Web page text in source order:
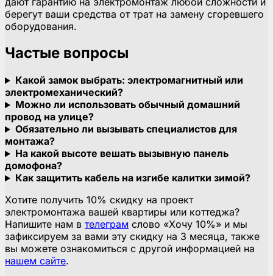
берегут ваши средства от трат на замену сгоревшего
оборудования.
Частые вопросы
Какой замок выбрать: электромагнитный или
электромеханический?
Можно ли использовать обычный домашний
провод на улице?
Обязательно ли вызывать специалистов для
монтажа?
На какой высоте вешать вызывную панель
домофона?
Как защитить кабель на изгибе калитки зимой?
Хотите получить 10% скидку на проект
электромонтажа вашей квартиры или коттеджа?
Напишите нам в телеграм слово «Хочу 10%» и мы
зафиксируем за вами эту скидку на 3 месяца, также
вы можете ознакомиться с другой информацией на
нашем сайте.